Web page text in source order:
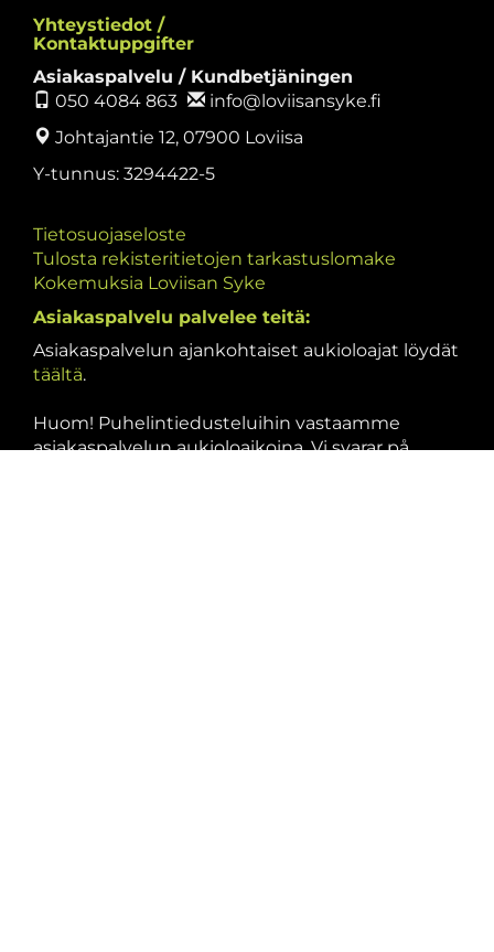
Yhteystiedot /
Kontaktuppgifter
Asiakaspalvelu / Kundbetjäningen
050 4084 863
info@loviisansyke.fi
Johtajantie 12, 07900 Loviisa
Y-tunnus: 3294422-5
Tietosuojaseloste
Tulosta rekisteritietojen tarkastuslomake
Kokemuksia Loviisan Syke
Asiakaspalvelu palvelee teitä:
Asiakaspalvelun ajankohtaiset aukioloajat löydät
täältä.
Huom! Puhelintiedusteluihin vastaamme
asiakaspalvelun aukioloaikoina. Vi svarar på